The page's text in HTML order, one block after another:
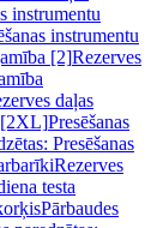
instrumentu
instrumentu
[2]Rezerves
daļas
[2XL]Presēšanas
Presēšanas
Rezerves
testa
Pārbaudes